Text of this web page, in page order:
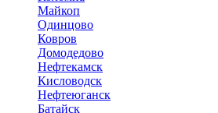
Майкоп
Одинцово
Ковров
Домодедово
Нефтекамск
Кисловодск
Нефтеюганск
Батайск